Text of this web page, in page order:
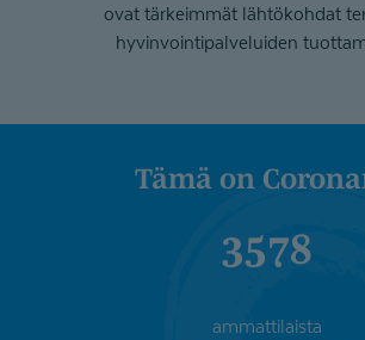
ovat tärkeimmät lähtökohdat
hyvinvointipalveluiden
Tämä on
3578
ammattilaista